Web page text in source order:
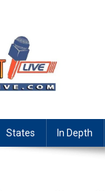
States In Depth